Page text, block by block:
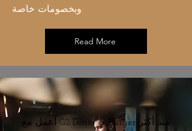
وبخصومات خاصة.
Read More
أعمل مع G2 Doner & Burger منذ أكثر